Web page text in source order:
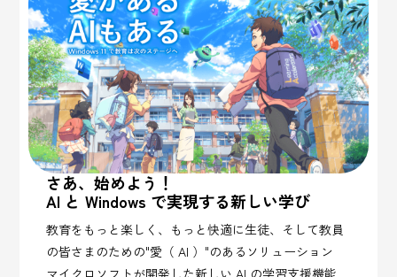
さあ、始めよう！
AI と Windows で実現する新しい学び
教育をもっと楽しく、もっと快適に生徒、 そして教員
の皆さまのための"愛（ AI ）"のあるソリューション